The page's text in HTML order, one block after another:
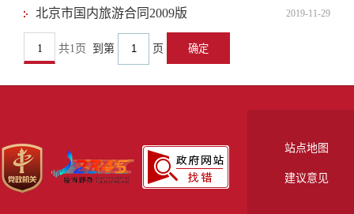
北京市国内旅游合同2009版 2019-11-29
1 共1页 到第 页
站点地图
建议意见